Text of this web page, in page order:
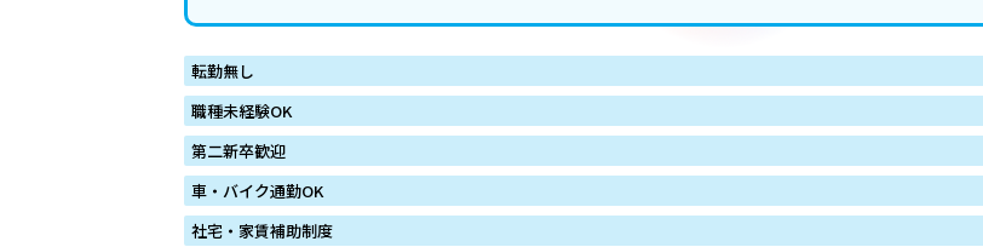
転勤無し
職種未経験OK
第二新卒歓迎
車・バイク通勤OK
社宅・家賃補助制度